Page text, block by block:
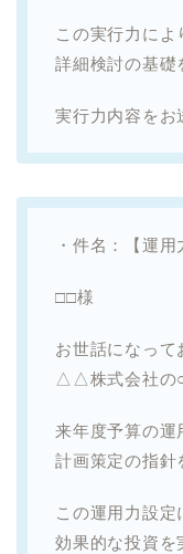
この実行力によ
詳細検討の基礎
実行力内容をお
・件名：【運
□□様
お世話になって
△△株式会社の
来年度予算の運
計画策定の指針
この運用力設定
効果的な投資を